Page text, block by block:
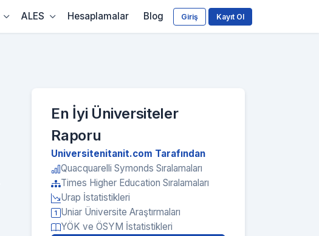
Giriş Kayıt Ol
ALES Hesaplamalar Blog
En İyi Üniversiteler
Raporu
Universitenitanit.com Tarafından
Quacquarelli Symonds Sıralamaları
Times Higher Education Sıralamaları
Urap İstatistikleri
Uniar Üniversite Araştırmaları
YÖK ve ÖSYM İstatistikleri